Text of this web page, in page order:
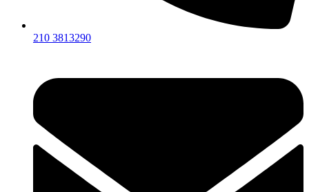
210 3813290